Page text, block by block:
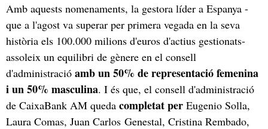
Amb aquests nomenaments, la gestora líder a Espanya -
que a l'agost va superar per primera vegada en la seva
història els 100.000 milions d'euros d'actius gestionats-
assoleix un equilibri de gènere en el consell
d'administració amb un 50% de representació femenina
i un 50% masculina. I és que, el consell d'administració
de CaixaBank AM queda completat per Eugenio Solla,
Laura Comas, Juan Carlos Genestal, Cristina Rembado,